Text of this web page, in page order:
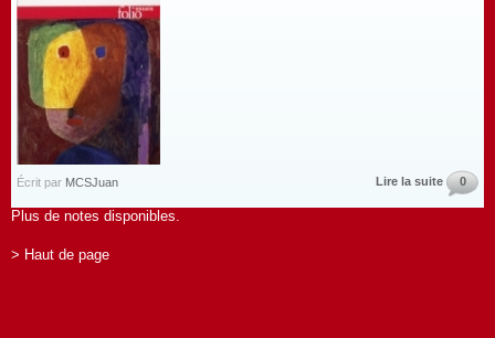
Écrit par MCSJuan Lire la suite 0
Plus de notes disponibles.
> Haut de page